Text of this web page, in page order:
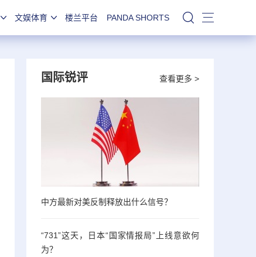
文娱体育 楼兰平台 PANDA SHORTS 站内搜索
查看更多 >
国际锐评
中方最新对美反制释放出什么信号？
“731”这天，日本“国家情报局”上线意欲何
为？